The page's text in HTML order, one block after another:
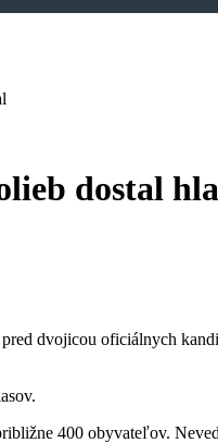
dostal
dvojicou oficiálnych
400 obyvateľov.